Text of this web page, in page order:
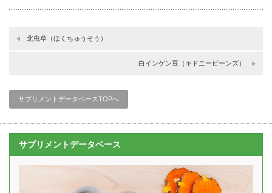
北虫草（ほくちゅうそう）
白インゲン豆（キドニービーンズ）
サプリメントデータベースTOPへ
サプリメントデータベース